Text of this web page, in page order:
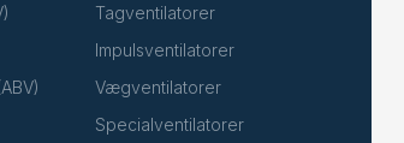
Tagventilatorer
Impulsventilatorer
Vægventilatorer
Specialventilatorer